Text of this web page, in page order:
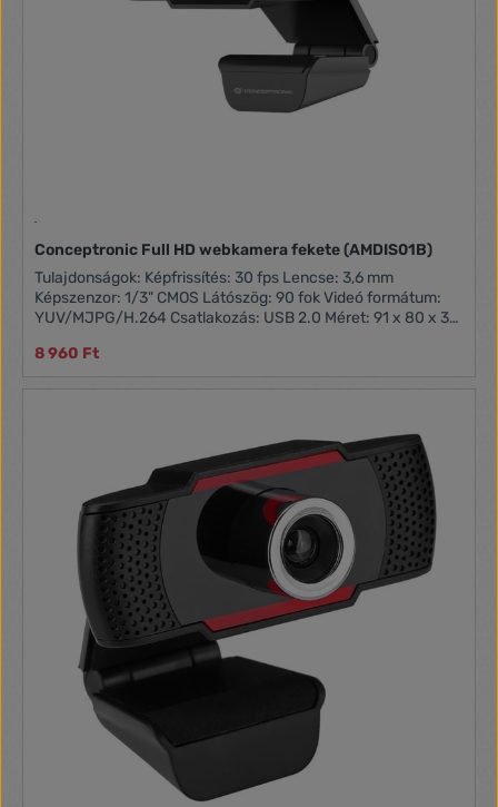
Conceptronic Full HD webkamera fekete (AMDIS01B)
Tulajdonságok: Képfrissítés: 30 fps Lencse: 3,6 mm
Képszenzor: 1/3" CMOS Látószög: 90 fok Videó formátum:
YUV/MJPG/H.264 Csatlakozás: USB 2.0 Méret: 91 x 80 x 33
8 960 Ft